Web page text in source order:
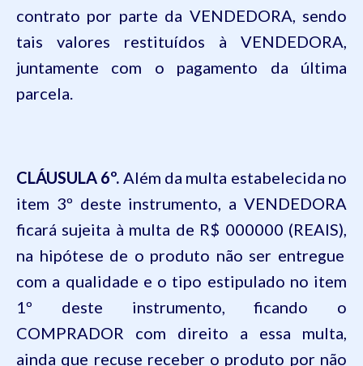
contrato por parte da VENDEDORA, sendo
tais valores restituídos à VENDEDORA,
juntamente com o pagamento da última
parcela.
CLÁUSULA 6º. Além da multa estabelecida no
item 3º deste instrumento, a VENDEDORA
ficará sujeita à multa de R$ 000000 (REAIS),
na hipótese de o produto não ser entregue
com a qualidade e o tipo estipulado no item
1º deste instrumento, ficando o
COMPRADOR com direito a essa multa,
ainda que recuse receber o produto por não